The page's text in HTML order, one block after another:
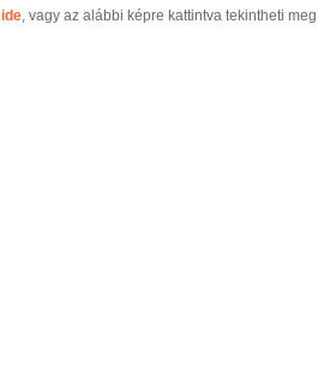
ide, vagy az alábbi képre kattintva tekintheti